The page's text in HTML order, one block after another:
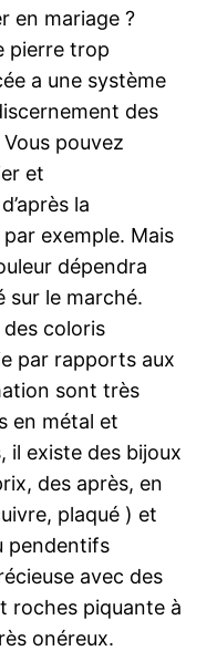
en mariage ?
pierre trop
a une système
des
pouvez
et
la
exemple. Mais
dépendra
sur le marché.
coloris
par rapports aux
sont très
en métal et
il existe des bijoux
des après, en
plaqué ) et
pendentifs
avec des
roches piquante à
onéreux.